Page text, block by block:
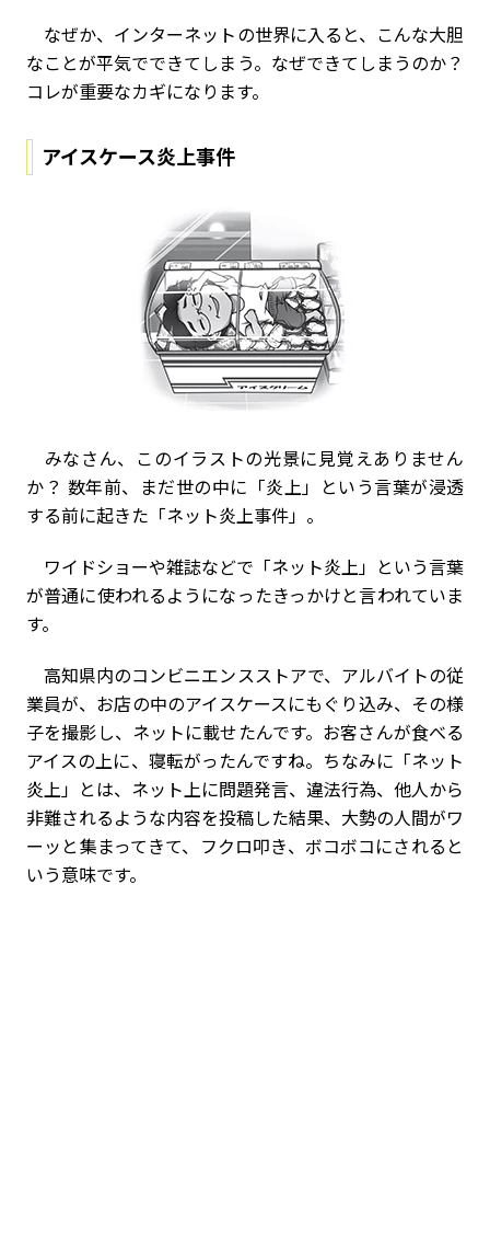
なぜか、インターネットの世界に入ると、こんな大胆
なことが平気でできてしまう。なぜできてしまうのか？
コレが重要なカギになります。
アイスケース炎上事件
みなさん、このイラストの光景に見覚えありません
か？ 数年前、まだ世の中に「炎上」という言葉が浸透
する前に起きた「ネット炎上事件」。
ワイドショーや雑誌などで「ネット炎上」という言葉
が普通に使われるようになったきっかけと言われていま
す。
高知県内のコンビニエンスストアで、アルバイトの従
業員が、お店の中のアイスケースにもぐり込み、その様
子を撮影し、ネットに載せたんです。お客さんが食べる
アイスの上に、寝転がったんですね。ちなみに「ネット
炎上」とは、ネット上に問題発言、違法行為、他人から
非難されるような内容を投稿した結果、大勢の人間がワ
ーッと集まってきて、フクロ叩き、ボコボコにされると
いう意味です。